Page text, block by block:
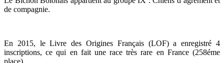
de compagnie.
En 2015, le Livre des Origines Français (LOF) a enregistré 4
inscriptions, ce qui en fait une race très rare en France (258éme
place).